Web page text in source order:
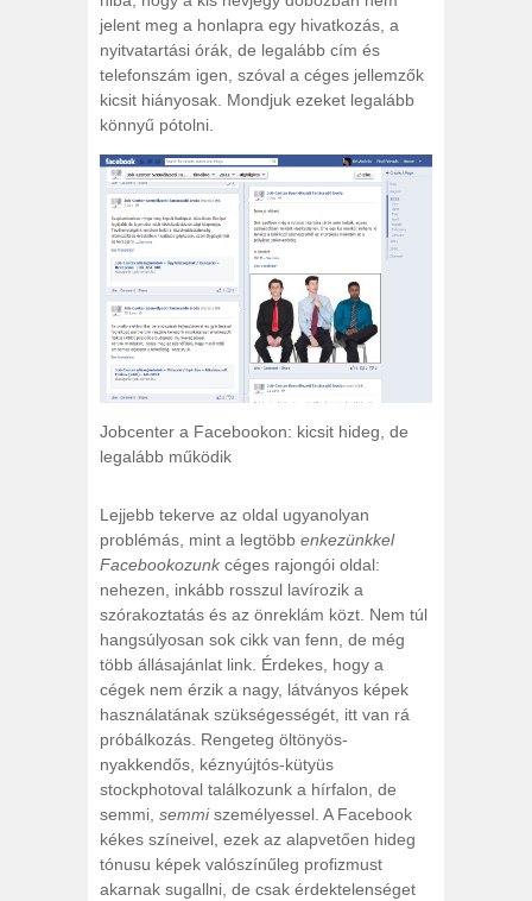
jelent meg a honlapra egy hivatkozás, a
nyitvatartási órák, de legalább cím és
telefonszám igen, szóval a céges jellemzők
kicsit hiányosak. Mondjuk ezeket legalább
könnyű pótolni.
Jobcenter a Facebookon: kicsit hideg, de
legalább működik
Lejjebb tekerve az oldal ugyanolyan
problémás, mint a legtöbb enkezünkkel
Facebookozunk céges rajongói oldal:
nehezen, inkább rosszul lavírozik a
szórakoztatás és az önreklám közt. Nem túl
hangsúlyosan sok cikk van fenn, de még
több állásajánlat link. Érdekes, hogy a
cégek nem érzik a nagy, látványos képek
használatának szükségességét, itt van rá
próbálkozás. Rengeteg öltönyös-
nyakkendős, kéznyújtós-kütyüs
stockphotoval találkozunk a hírfalon, de
semmi, semmiszemélyessel. A Facebook
kékes színeivel, ezek az alapvetően hideg
tónusu képek valószínűleg profizmust
akarnak sugallni, de csak érdektelenséget